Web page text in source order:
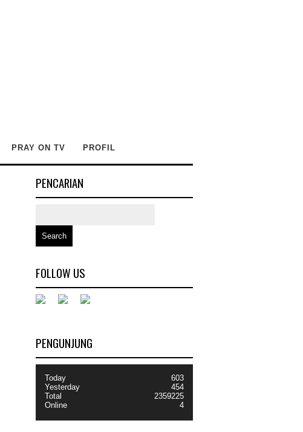
PRAY ON TV PROFIL
PENCARIAN
FOLLOW US
PENGUNJUNG
Today
Yesterday
Total
Online
603
454
2359225
4